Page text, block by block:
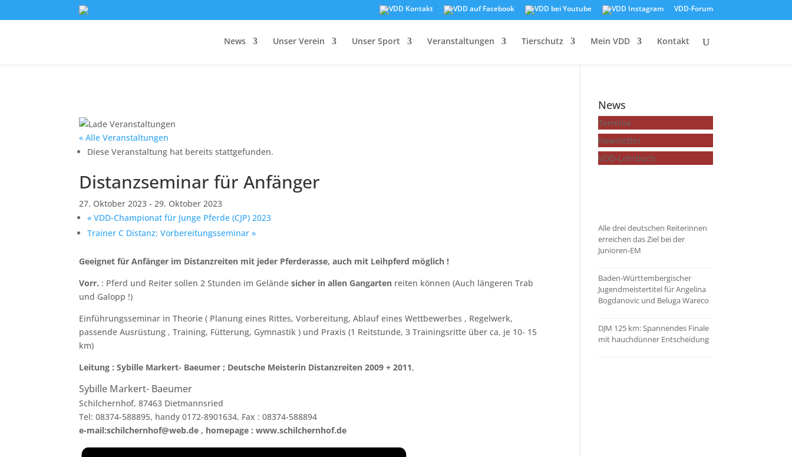
VDD-Forum
News Unser Verein Unser Sport Veranstaltungen Tierschutz Mein VDD Kontakt
« Alle Veranstaltungen
Diese Veranstaltung hat bereits stattgefunden.
Distanzseminar für Anfänger
27. Oktober 2023 -29. Oktober 2023
« VDD-Championat für Junge Pferde (CJP) 2023
Trainer C Distanz: Vorbereitungsseminar»
Geeignet für Anfänger im Distanzreiten mit jeder Pferderasse, auch mit Leihpferd möglich !
Vorr. : Pferd und Reiter sollen 2 Stunden im Geländesicher in allen Gangarten reiten können (Auch längeren Trab
und Galopp !)
Einführungsseminar in Theorie ( Planung eines Rittes, Vorbereitung, Ablauf eines Wettbewerbes , Regelwerk,
passende Ausrüstung , Training, Fütterung, Gymnastik ) und Praxis (1 Reitstunde, 3 Trainingsritte über ca. je 10- 15
km)
Leitung : Sybille Markert- Baeumer ; Deutsche Meisterin Distanzreiten 2009 + 2011,
Sybille Markert- Baeumer
Schilchernhof, 87463 Dietmannsried
Tel: 08374-588895, handy 0172-8901634, Fax : 08374-588894
e-mail:schilchernhof@web.de , homepage : www.schilchernhof.de
News
Termine
Newsletter
VDD-Lehrbuch
Alle drei deutschen Reiterinnen
erreichen das Ziel bei der
Junioren-EM
Baden-Württembergischer
Jugendmeistertitel für Angelina
Bogdanovic und Beluga Wareco
DJM 125 km: Spannendes Finale
mit hauchdünner Entscheidung